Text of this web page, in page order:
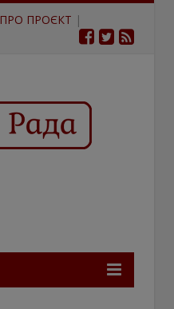
ПРО ПРОЄКТ |